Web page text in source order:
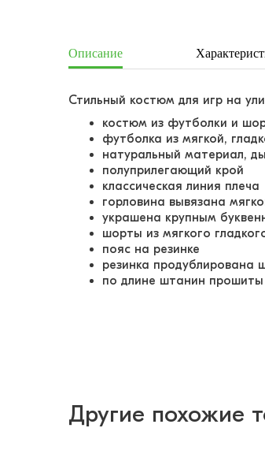
Описание
Стильный костюм для игр на
костюм из футболки и
футболка из мягкой,
натуральный материал,
полуприлегающий крой
классическая линия плеча
горловина вывязана
украшена крупным
шорты из мягкого
пояс на резинке
резинка продублирована
по длине штанин прошиты
Другие похожие